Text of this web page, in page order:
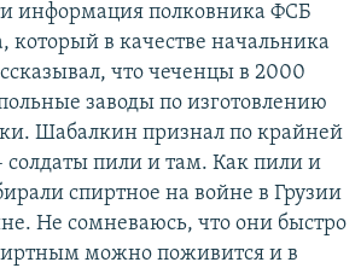
информация полковника ФСБ
в качестве начальника
что чеченцы в 2000
заводы по изготовлению
Шабалкин признал по крайней
солдаты пили и там. Как пили и
спиртное на войне в Грузии
Не сомневаюсь, что они быстро
можно поживится и в